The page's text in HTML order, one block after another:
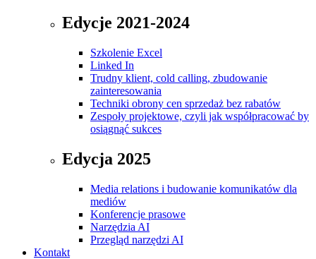
Edycje 2021-2024
Szkolenie Excel
Linked In
Trudny klient, cold calling, zbudowanie
zainteresowania
Techniki obrony cen sprzedaż bez rabatów
Zespoły projektowe, czyli jak współpracować by
osiągnąć sukces
Edycja 2025
Media relations i budowanie komunikatów dla
mediów
Konferencje prasowe
Narzędzia AI
Przegląd narzędzi AI
Kontakt